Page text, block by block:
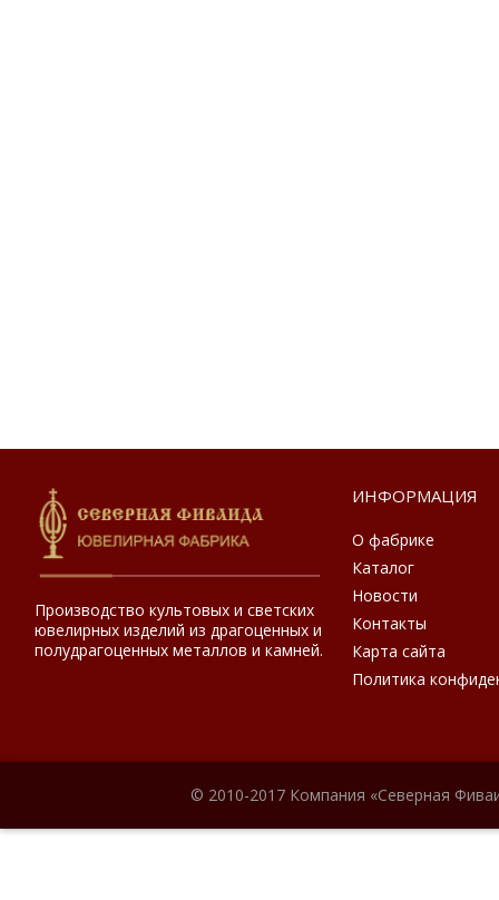
Производство культовых и светских
ювелирных изделий из драгоценных и
полудрагоценных металлов и камней.
ИНФОРМАЦИЯ
О фабрике
Каталог
Новости
Контакты
Карта сайта
Политика
© 2010-2017 Компания «Северная